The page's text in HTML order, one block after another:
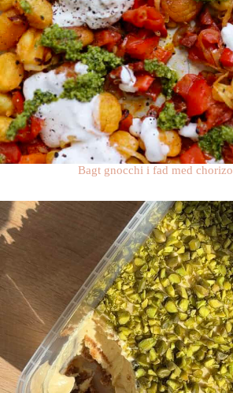
Bagt gnocchi i fad med chorizo